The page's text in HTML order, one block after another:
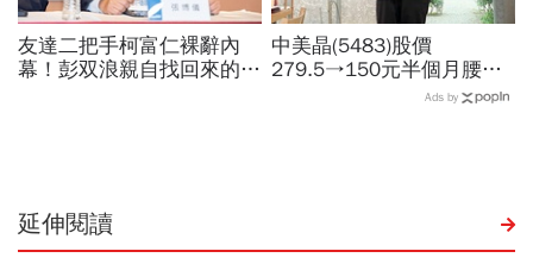
友達二把手柯富仁裸辭內
幕！彭双浪親自找回來的接
中美晶(5483)股價
279.5→150元半個月腰
斬，徐秀蘭端出Q2好成
Ads by
延伸閱讀